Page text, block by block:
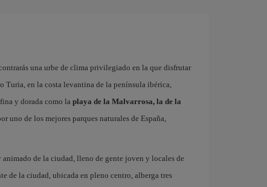
una urbe de clima privilegiado en la que disfrutar
Turia, en la costa levantina de la península ibérica,
y dorada como la playa de la Malvarrosa, la de la
uno de los mejores parques naturales de España,
de la ciudad, lleno de gente joven y locales de
de la ciudad, ubicada en pleno centro, alberga tres